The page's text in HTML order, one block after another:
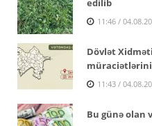
edilib
11:46 /
Dövlət
11:43 /
Bu günə olan